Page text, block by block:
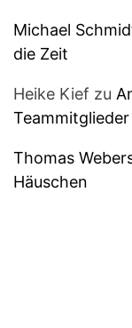
Michael
die Zeit
Heike Kief zu
Teammitglieder
Thomas
Häuschen